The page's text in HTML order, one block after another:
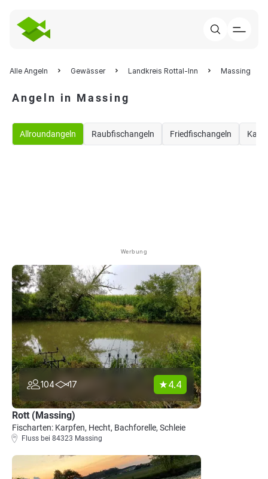
Alle Angeln Gewässer Landkreis Rottal-Inn Massing
Angeln in Massing
Allroundangeln Raubfischangeln Friedfischangeln
Werbung
104 17 4.4
Rott (Massing)
Fischarten: Karpfen, Hecht, Bachforelle, Schleie
Fluss bei 84323 Massing